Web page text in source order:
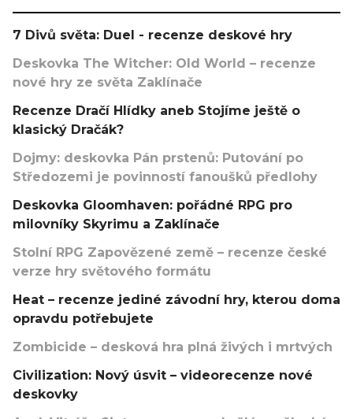
7 Divů světa: Duel - recenze deskové hry
Deskovka The Witcher: Old World – recenze
nové hry ze světa Zaklínače
Recenze Dračí Hlídky aneb Stojíme ještě o
klasický Dračák?
Dojmy: deskovka Pán prstenů: Putování po
Středozemi je povinností fanoušků předlohy
Deskovka Gloomhaven: pořádné RPG pro
milovníky Skyrimu a Zaklínače
Stolní RPG Zapovězené země – recenze české
verze hry světového formátu
Heat – recenze jediné závodní hry, kterou doma
opravdu potřebujete
Zombicide – desková hra plná živých i mrtvých
Civilization: Nový úsvit – videorecenze nové
deskovky